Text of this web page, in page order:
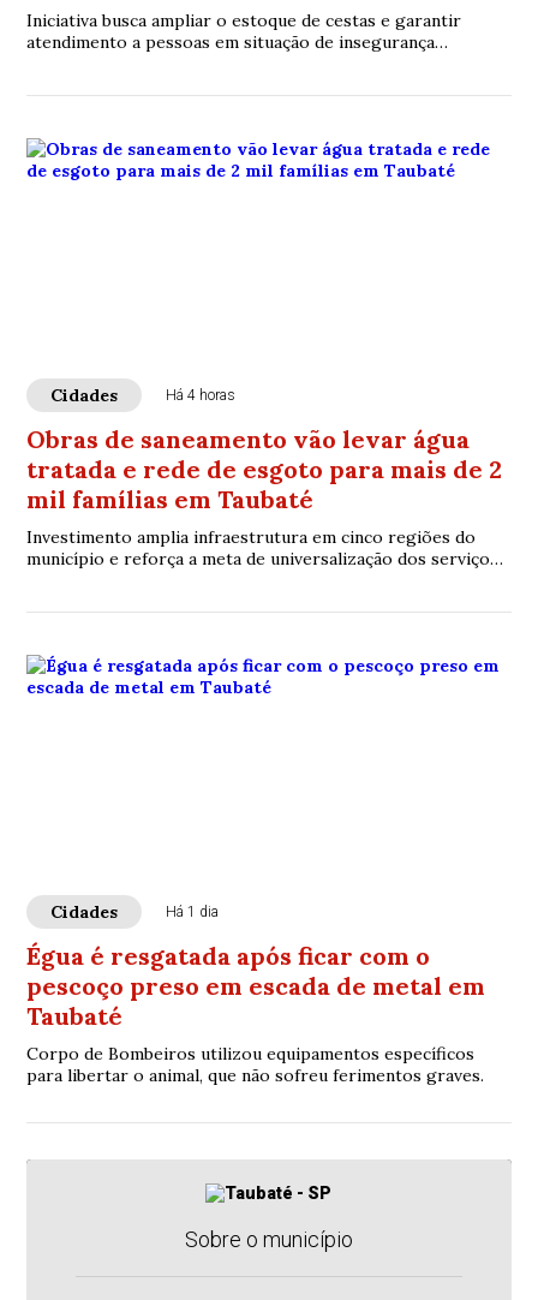
Iniciativa busca ampliar o estoque de cestas e garantir
atendimento a pessoas em situação de insegurança
Cidades Há 4 horas
Obras de saneamento vão levar água
tratada e rede de esgoto para mais de 2
mil famílias em Taubaté
Investimento amplia infraestrutura em cinco regiões do
município e reforça a meta de universalização dos serviços
Cidades Há 1 dia
Égua é resgatada após ficar com o
pescoço preso em escada de metal em
Taubaté
Corpo de Bombeiros utilizou equipamentos específicos
para libertar o animal, que não sofreu ferimentos graves.
Sobre o município